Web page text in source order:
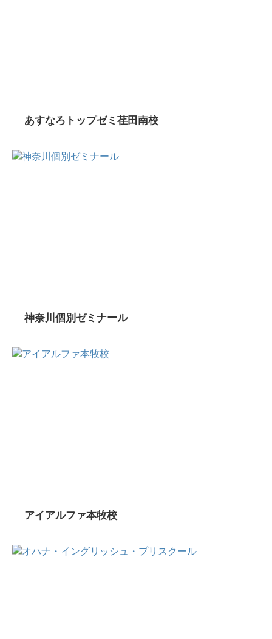
あすなろトップゼミ荏田南校
神奈川個別ゼミナール
アイアルファ本牧校